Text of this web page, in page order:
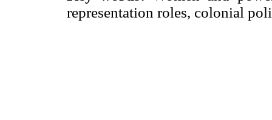
representation roles, colonial